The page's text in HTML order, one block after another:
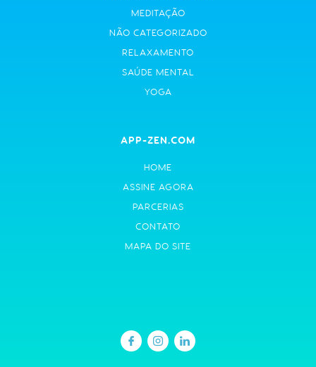
MEDITAÇÃO
NÃO CATEGORIZADO
RELAXAMENTO
SAÚDE MENTAL
YOGA
APP-ZEN.COM
HOME
ASSINE AGORA
PARCERIAS
CONTATO
MAPA DO SITE